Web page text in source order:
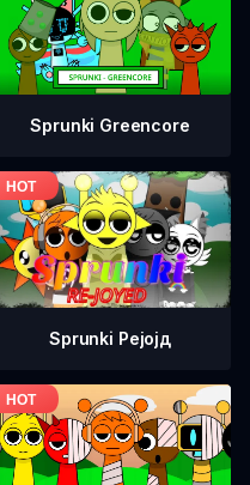
Sprunki Greencore
Sprunki Рејојд